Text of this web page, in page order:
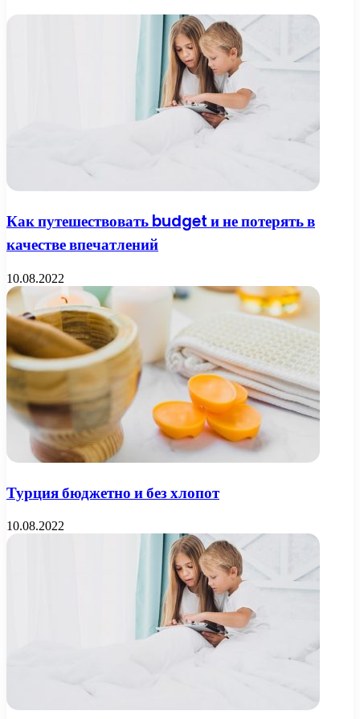
Как путешествовать budget и не потерять в
качестве впечатлений
10.08.2022
Турция бюджетно и без хлопот
10.08.2022